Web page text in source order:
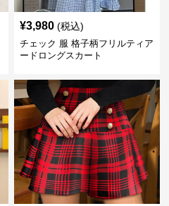
¥3,980 (税込)
チェック 服 格子柄フリルティア
ードロングスカート